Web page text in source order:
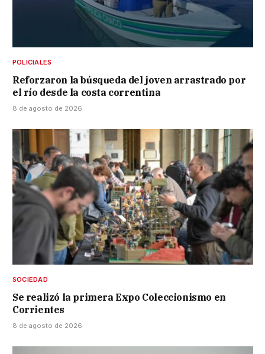
POLICIALES
Reforzaron la búsqueda del joven arrastrado por
el río desde la costa correntina
8 de agosto de 2026
SOCIEDAD
Se realizó la primera Expo Coleccionismo en
Corrientes
8 de agosto de 2026